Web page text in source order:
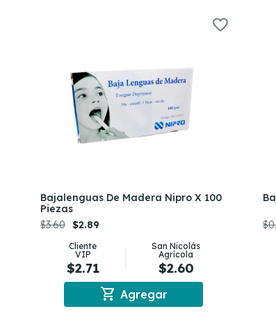
Bajalenguas De Madera Nipro X 100
Piezas
$3.60 $2.89
Cliente
VIP
$2.71
San Nicolás
Agrícola
$2.60
shopping_cart Agregar